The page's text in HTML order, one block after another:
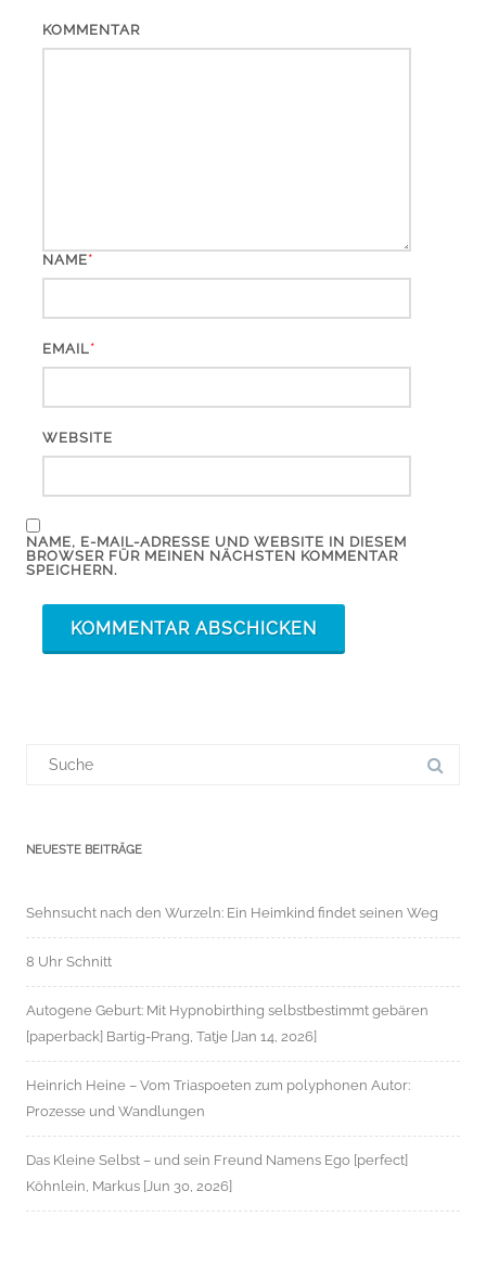
KOMMENTAR
NAME*
EMAIL*
WEBSITE
NAME, E-MAIL-ADRESSE UND WEBSITE IN DIESEM
BROWSER FÜR MEINEN NÄCHSTEN KOMMENTAR
SPEICHERN.
NEUESTE BEITRÄGE
Sehnsucht nach den Wurzeln: Ein Heimkind findet seinen Weg
8 Uhr Schnitt
Autogene Geburt: Mit Hypnobirthing selbstbestimmt gebären
[paperback] Bartig-Prang, Tatje [Jan 14, 2026]
Heinrich Heine – Vom Triaspoeten zum polyphonen Autor:
Prozesse und Wandlungen
Das Kleine Selbst – und sein Freund Namens Ego [perfect]
Köhnlein, Markus [Jun 30, 2026]